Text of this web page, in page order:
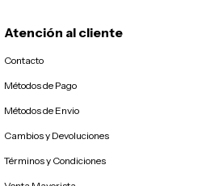
Atención al cliente
Contacto
Métodos de Pago
Métodos de Envio
Cambios y Devoluciones
Términos y Condiciones